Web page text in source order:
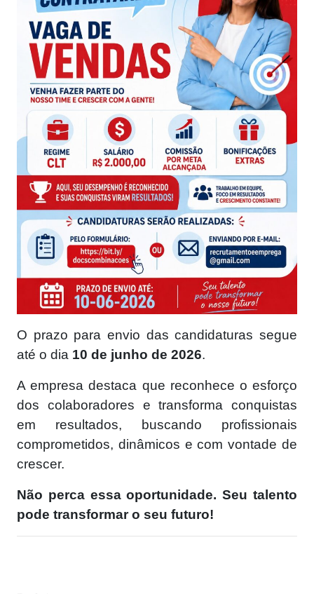
O prazo para envio das candidaturas segue
até o dia 10 de junho de 2026.
A empresa destaca que reconhece o esforço
dos colaboradores e transforma conquistas
em resultados, buscando profissionais
comprometidos, dinâmicos e com vontade de
crescer.
Não perca essa oportunidade. Seu talento
pode transformar o seu futuro!